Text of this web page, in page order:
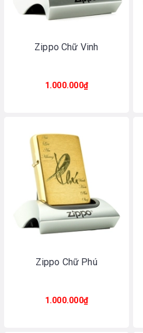
Zippo Chữ Vinh
1.000.000₫
Zippo Chữ Phú
1.000.000₫